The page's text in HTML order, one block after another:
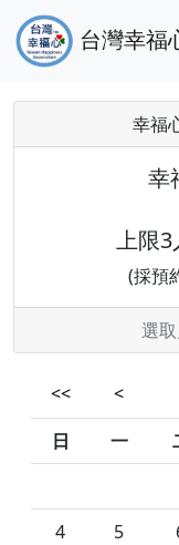
台灣幸福
幸福
幸
上限3
(採預
選
<< <
日
一
4
5